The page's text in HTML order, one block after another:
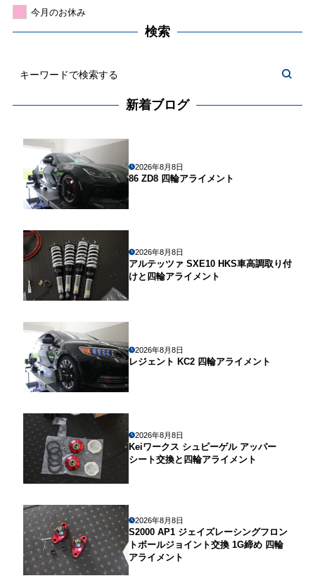
今月のお休み
検索
新着ブログ
2026年8月8日
86 ZD8 四輪アライメント
2026年8月8日
アルテッツァ SXE10 HKS車高調取り付
けと四輪アライメント
2026年8月8日
レジェント KC2 四輪アライメント
2026年8月8日
Keiワークス シュピーゲル アッパー
シート交換と四輪アライメント
2026年8月8日
S2000 AP1 ジェイズレーシングフロン
トボールジョイント交換 1G締め 四輪
アライメント